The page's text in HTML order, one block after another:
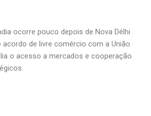
ocorre pouco depois de Nova Délhi
de livre comércio com a União
o acesso a mercados e cooperação